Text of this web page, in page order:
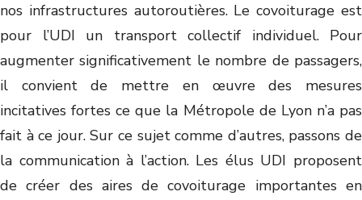
nos infrastructures autoroutières. Le covoiturage est
pour l’UDI un transport collectif individuel. Pour
augmenter significativement le nombre de passagers,
il convient de mettre en œuvre des mesures
incitatives fortes ce que la Métropole de Lyon n’a pas
fait à ce jour. Sur ce sujet comme d’autres, passons de
la communication à l’action. Les élus UDI proposent
de créer des aires de covoiturage importantes en